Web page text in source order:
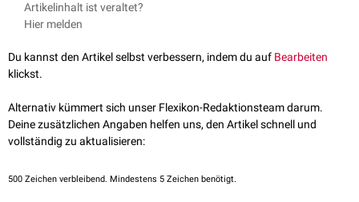
Artikelinhalt ist veraltet?
Hier melden
Du kannst den Artikel selbst verbessern, indem du auf Bearbeiten
klickst.
Alternativ kümmert sich unser Flexikon-Redaktionsteam darum.
Deine zusätzlichen Angaben helfen uns, den Artikel schnell und
vollständig zu aktualisieren:
500 Zeichen verbleibend. Mindestens 5 Zeichen benötigt.